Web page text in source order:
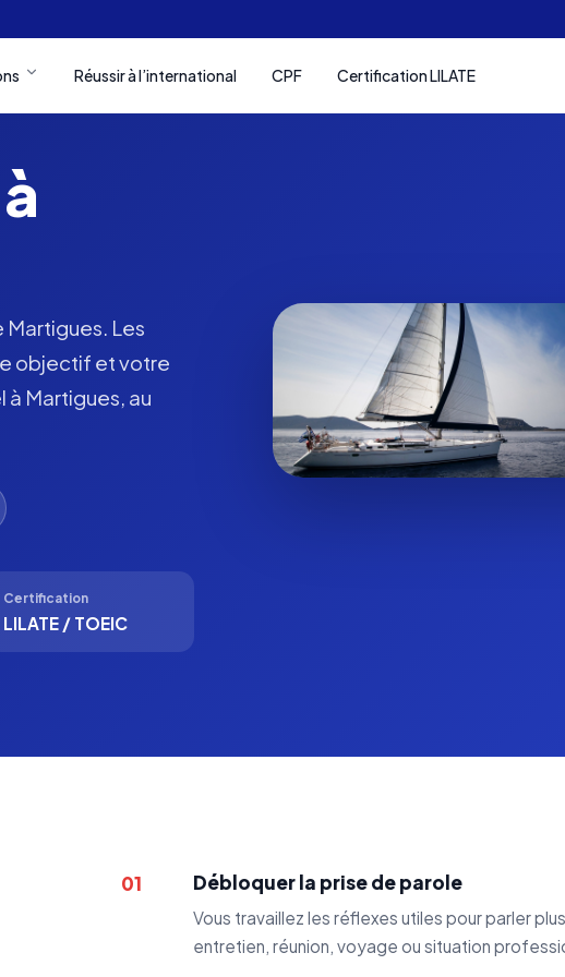
Réussir à l’international CPF Certification LILATE
Les
objectif et votre
Martigues, au
Certification
LILATE / TOEIC
01 Débloquer la prise de parole
Vous travaillez les réflexes utiles pour parler
entretien, réunion, voyage ou situation